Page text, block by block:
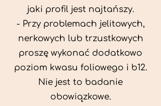
jaki profil jest najtańszy.
- Przy problemach jelitowych,
nerkowych lub trzustkowych
proszę wykonać dodatkowo
poziom kwasu foliowego i b12.
Nie jest to badanie
obowiązkowe.